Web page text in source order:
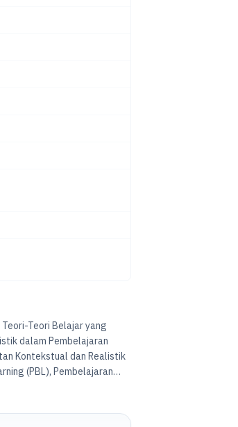
Teori Belajar yang
dalam Pembelajaran
Kontekstual dan Realistik
(PBL), Pembelajaran
Inquiry dalam
Matematika.